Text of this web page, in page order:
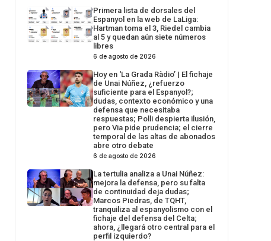
Primera lista de dorsales del
Espanyol en la web de LaLiga:
Hartman toma el 3, Riedel cambia
al 5 y quedan aún siete números
libres
6 de agosto de 2026
Hoy en ‘La Grada Ràdio’ | El fichaje
de Unai Núñez, ¿refuerzo
suficiente para el Espanyol?;
dudas, contexto económico y una
defensa que necesitaba
respuestas; Polli despierta ilusión,
pero Via pide prudencia; el cierre
temporal de las altas de abonados
abre otro debate
6 de agosto de 2026
La tertulia analiza a Unai Núñez:
mejora la defensa, pero su falta
de continuidad deja dudas;
Marcos Piedras, de TQHT,
tranquiliza al espanyolismo con el
fichaje del defensa del Celta;
ahora, ¿llegará otro central para el
perfil izquierdo?